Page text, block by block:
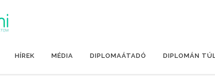
HÍREK MÉDIA DIPLOMAÁTADÓ DIPLOMÁN